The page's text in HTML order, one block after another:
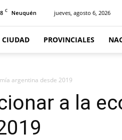
C Neuquén jueves, agosto 6, 2026
CIUDAD PROVINCIALES
argentina desde 2019
a la